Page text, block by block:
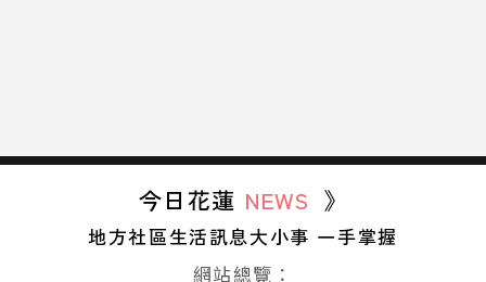
今日花蓮 NEWS 》
地方社區生活訊息大小事 一手掌握
網站總覽：